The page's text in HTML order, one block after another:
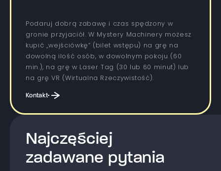
Podaruj dobrą zabawę i czas spędzony w
gronie przyjaciół. W Mystery Machinery możesz
kupić „wejściówkę” (bilet wstępu) na grę na
dowolną ilość osób, w dowolnym pokoju (60
min.), na grę w Laser Tag (30 lub 60 minut) lub
na grę VR (Wirtualna Rzeczywistość).
Kontakt
Najczęściej
zadawane pytania